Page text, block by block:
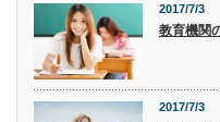
2017/7/3
教育機関
2017/7/3